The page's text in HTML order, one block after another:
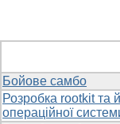
Бойове самбо
Розробка rootkit та
операційної